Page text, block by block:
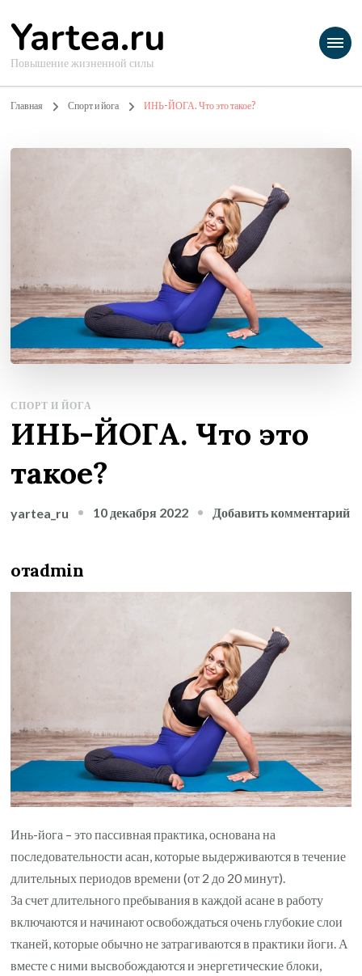
Yartea.ru
Повышение жизненной силы
Главная Спорт и йога ИНЬ-ЙОГА. Что это такое?
СПОРТ И ЙОГА
ИНЬ-ЙОГА. Что это
такое?
yartea_ru 10 декабря 2022 Добавить комментарийк
отadmin
Инь-йога – это пассивная практика, основана на
последовательности асан, которые выдерживаются в течение
длительных периодов времени (от 2 до 20 минут).
За счет длительного пребывания в каждой асане в работу
включаются и начинают освобождаться очень глубокие слои
тканей, которые обычно не затрагиваются в практики йоги. А
вместе с ними высвобождаются и энергетические блоки,